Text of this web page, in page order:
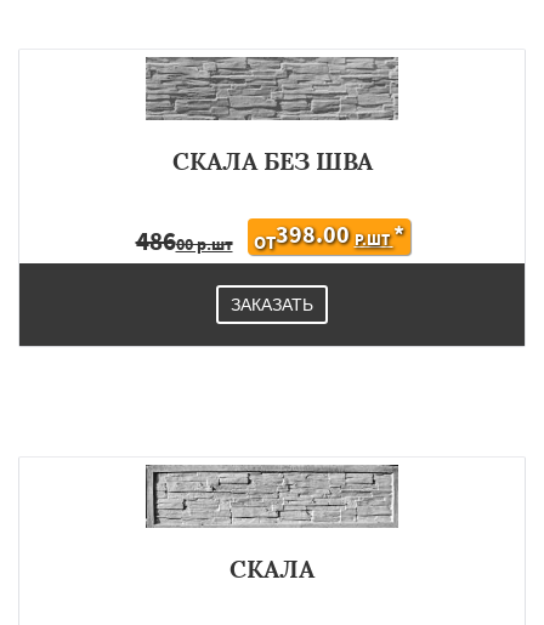
СКАЛА БЕЗ ШВА
48600 р.шт ОТ398.00 Р.ШТ*
ЗАКАЗАТЬ
СКАЛА